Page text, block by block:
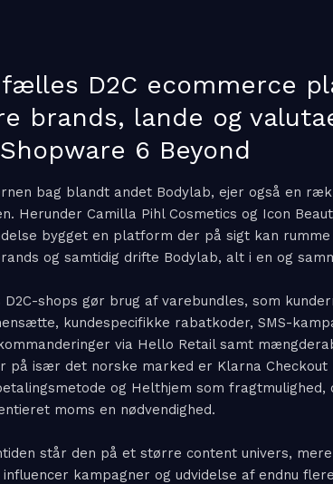
fælles D2C ecommerce
brands, lande og
6 Beyond
bag blandt andet Bodylab, ejer også en
Herunder Camilla Pihl Cosmetics og Icon
bygget en platform der på sigt kan
og samtidig drifte Bodylab, alt i en og
D2C-shops gør brug af varebundles, som
kundespecifikke rabatkoder, SMS-
via Hello Retail samt
på især det norske marked er Klarna Checkout
og Helthjem som fragtmulighed,
moms en nødvendighed.
står den på et større content univers, mere
kampagner og udvidelse af endnu